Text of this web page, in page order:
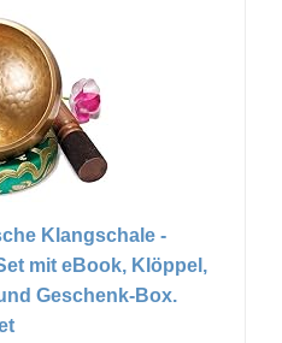
Klangschale -
mit eBook, Klöppel,
Geschenk-Box.